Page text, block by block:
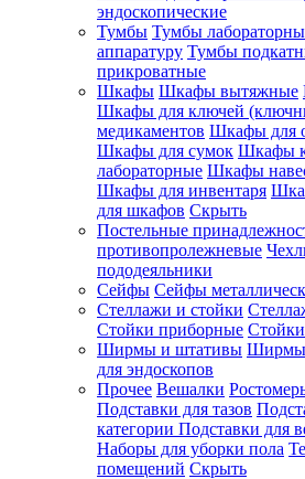
эндоскопические
Тумбы Тумбы
аппаратуру Тумбы
прикроватные
Шкафы Шкафы вытяжные
Шкафы для ключей
медикаментов Шкафы для
Шкафы для сумок Шкафы
лабораторные Шкафы
Шкафы для инвентаря
для шкафов Скрыть
Постельные
противопролежневые
пододеяльники
Сейфы Сейфы
Стеллажи и стойки
Стойки приборные
Ширмы и штативы Ширмы
для эндоскопов
Прочее Вешалки
Подставки для тазов
категории Подставки для
Наборы для уборки пола
помещений Скрыть